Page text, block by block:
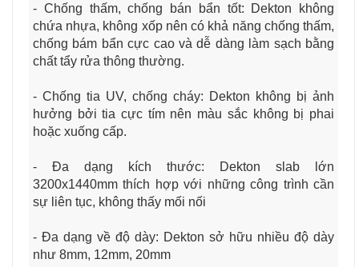
- Chống thấm, chống bán bẩn tốt: Dekton không
chứa nhựa, không xốp nên có khả năng chống thấm,
chống bám bẩn cực cao và dễ dàng làm sạch bằng
chất tẩy rửa thông thường.
- Chống tia UV, chống cháy: Dekton không bị ảnh
hưởng bởi tia cực tím nên màu sắc không bị phai
hoặc xuống cấp.
- Đa dạng kích thước: Dekton slab lớn
3200x1440mm thích hợp với những công trình cần
sự liên tục, không thấy mối nối
- Đa dạng về độ dày: Dekton sở hữu nhiều độ dày
như 8mm, 12mm, 20mm